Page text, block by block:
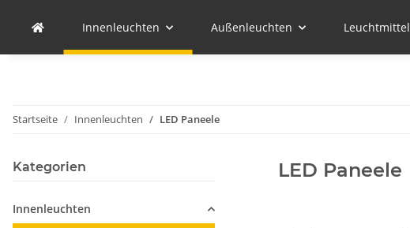
Innenleuchten Außenleuchten Leuchtmittel
Startseite Innenleuchten LED Paneele
LED Paneele
Kategorien
Innenleuchten